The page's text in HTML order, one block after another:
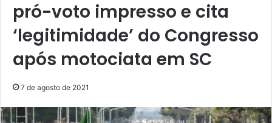
pró-voto impresso e cita
‘legitimidade’ do Congresso
após motociata em SC
7 de agosto de 2021